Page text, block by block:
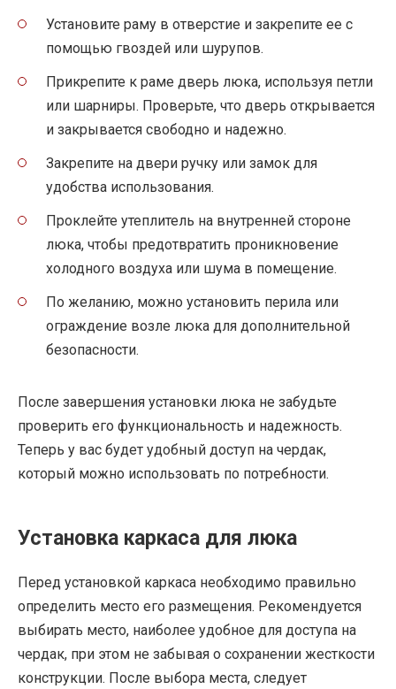
Установите раму в отверстие и закрепите ее с
помощью гвоздей или шурупов.
Прикрепите к раме дверь люка, используя петли
или шарниры. Проверьте, что дверь открывается
и закрывается свободно и надежно.
Закрепите на двери ручку или замок для
удобства использования.
Проклейте утеплитель на внутренней стороне
люка, чтобы предотвратить проникновение
холодного воздуха или шума в помещение.
По желанию, можно установить перила или
ограждение возле люка для дополнительной
безопасности.
После завершения установки люка не забудьте
проверить его функциональность и надежность.
Теперь у вас будет удобный доступ на чердак,
который можно использовать по потребности.
Установка каркаса для люка
Перед установкой каркаса необходимо правильно
определить место его размещения. Рекомендуется
выбирать место, наиболее удобное для доступа на
чердак, при этом не забывая о сохранении жесткости
конструкции. После выбора места, следует